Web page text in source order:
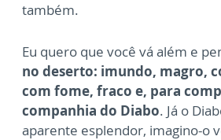
também.
Eu quero que você vá além e
no deserto: imundo, magro,
com fome, fraco e, para
companhia do Diabo. Já o
aparente esplendor, imagino-o